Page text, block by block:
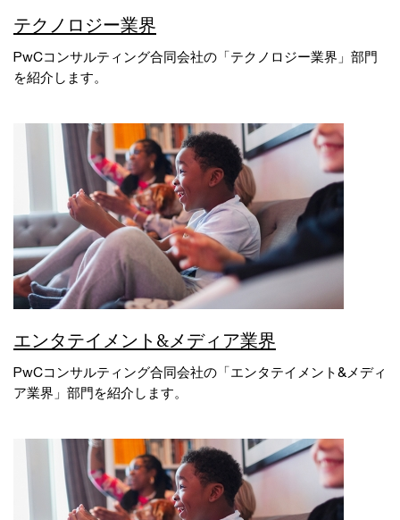
テクノロジー業界
PwCコンサルティング合同会社の「テクノロジー業界」部門
を紹介します。
エンタテイメント&メディア業界
PwCコンサルティング合同会社の「エンタテイメント&メディ
ア業界」部門を紹介します。